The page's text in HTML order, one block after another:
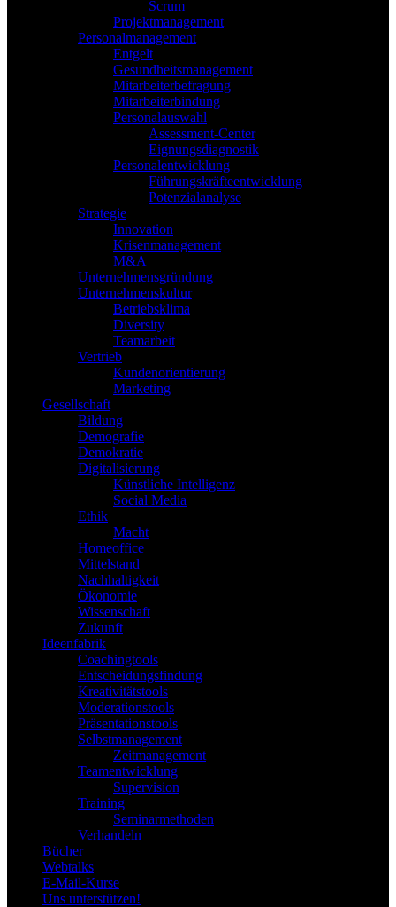
Scrum
Projektmanagement
Personalmanagement
Entgelt
Gesundheitsmanagement
Mitarbeiterbefragung
Mitarbeiterbindung
Personalauswahl
Assessment-Center
Eignungsdiagnostik
Personalentwicklung
Führungskräfteentwicklung
Potenzialanalyse
Strategie
Innovation
Krisenmanagement
M&A
Unternehmensgründung
Unternehmenskultur
Betriebsklima
Diversity
Teamarbeit
Vertrieb
Kundenorientierung
Marketing
Gesellschaft
Bildung
Demografie
Demokratie
Digitalisierung
Künstliche Intelligenz
Social Media
Ethik
Macht
Homeoffice
Mittelstand
Nachhaltigkeit
Ökonomie
Wissenschaft
Zukunft
Ideenfabrik
Coachingtools
Entscheidungsfindung
Kreativitätstools
Moderationstools
Präsentationstools
Selbstmanagement
Zeitmanagement
Teamentwicklung
Supervision
Training
Seminarmethoden
Verhandeln
Bücher
Webtalks
E-Mail-Kurse
Uns unterstützen!